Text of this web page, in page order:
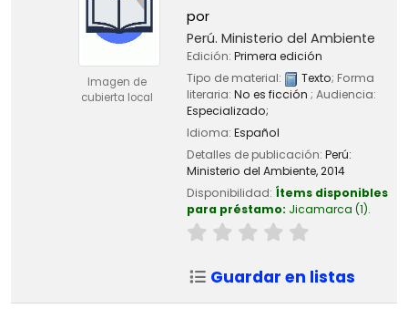
Imagen de
cubierta local
por
Perú. Ministerio del Ambiente
Edición: Primera edición
Tipo de material:
Texto; Forma
literaria: No es ficción ; Audiencia:
Especializado;
Idioma: Español
Detalles de publicación: Perú:
Ministerio del Ambiente,2014
Disponibilidad: Ítems disponibles
para préstamo: Jicamarca (1).
Guardar en listas